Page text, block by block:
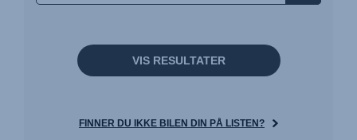
VIS RESULTATER
FINNER DU IKKE BILEN DIN PÅ LISTEN?